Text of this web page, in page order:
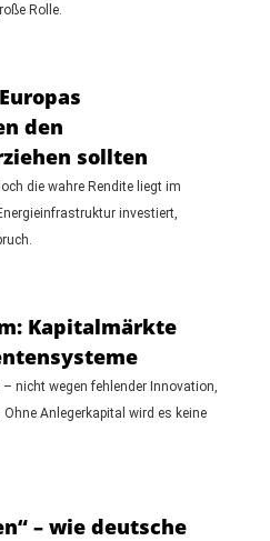
Rolle.
den
sollten
die wahre Rendite liegt im
investiert,
Kapitalmärkte
nicht wegen fehlender Innovation,
Anlegerkapital wird es keine
– wie deutsche